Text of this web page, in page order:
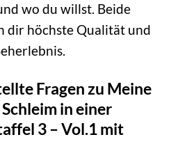
wo du willst. Beide
dir höchste Qualität und
Fragen zu Meine
in einer
3 – Vol.1 mit